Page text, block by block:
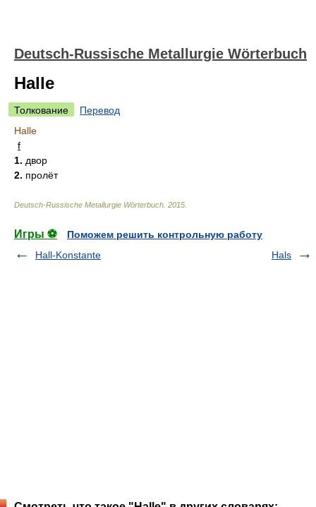
Deutsch-Russische Metallurgie Wörterbuch
Halle
Толкование
Перевод
Halle
f
1. двор
2. пролёт
Deutsch-Russische Metallurgie Wörterbuch 2015
Игры ⚽
Поможем решить контрольную работу
Hall-Konstante
Hals